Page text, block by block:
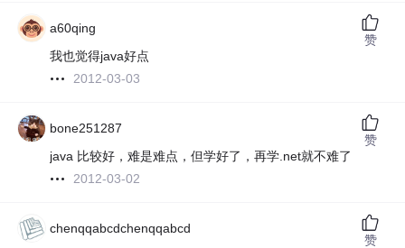
a60qing
我也觉得java好点
2012-03-03
赞
bone251287
java 比较好，难是难点，但学好了，再学.net就不难了
2012-03-02
赞
chenqqabcdchenqqabcd
赞